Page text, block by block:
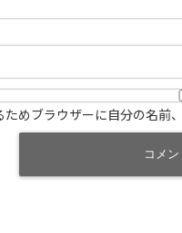
めブラウザーに自分の名前